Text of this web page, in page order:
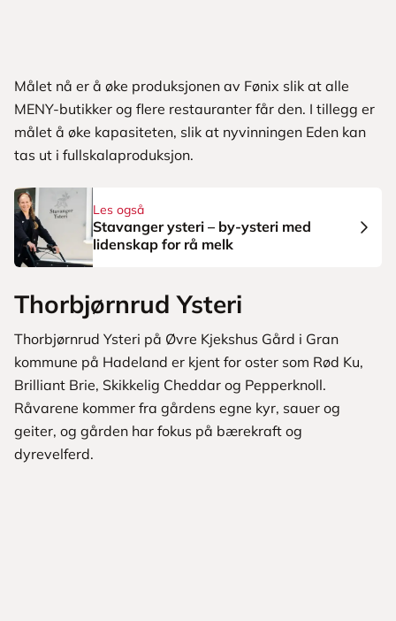
Målet nå er å øke produksjonen av Fønix slik at alle
MENY-butikker og flere restauranter får den. I tillegg er
målet å øke kapasiteten, slik at nyvinningen Eden kan
tas ut i fullskalaproduksjon.
Les også
Stavanger ysteri – by-ysteri med
lidenskap for rå melk
Thorbjørnrud Ysteri
Thorbjørnrud Ysteri på Øvre Kjekshus Gård i Gran
kommune på Hadeland er kjent for oster som Rød Ku,
Brilliant Brie, Skikkelig Cheddar og Pepperknoll.
Råvarene kommer fra gårdens egne kyr, sauer og
geiter, og gården har fokus på bærekraft og
dyrevelferd.